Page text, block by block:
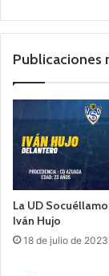
Publicaciones
La UD
Iván Hujo
18 de julio de 2023